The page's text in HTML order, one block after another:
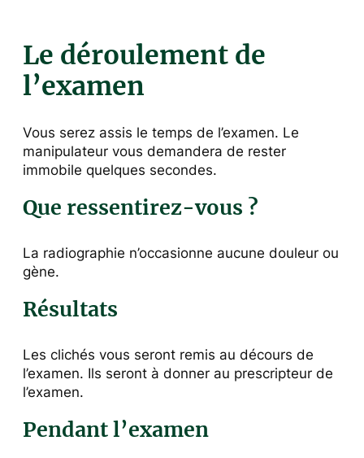
Le déroulement de
l’examen
Vous serez assis le temps de l’examen. Le
manipulateur vous demandera de rester
immobile quelques secondes.
Que ressentirez-vous ?
La radiographie n’occasionne aucune douleur ou
gène.
Résultats
Les clichés vous seront remis au décours de
l’examen. Ils seront à donner au prescripteur de
l’examen.
Pendant l’examen